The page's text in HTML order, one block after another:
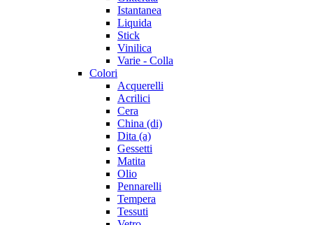
Istantanea
Liquida
Stick
Vinilica
Varie - Colla
Colori
Acquerelli
Acrilici
Cera
China (di)
Dita (a)
Gessetti
Matita
Olio
Pennarelli
Tempera
Tessuti